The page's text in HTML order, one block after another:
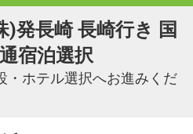
)発長崎 長崎行き 国
宿泊選択
・ホテル選択へお進みくだ